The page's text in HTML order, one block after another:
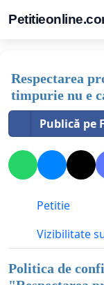
Respectarea
timpurie nu e
Publică pe
Petitie
Vizibilitate
Politica de